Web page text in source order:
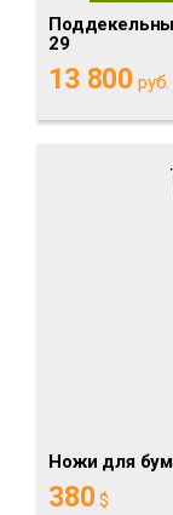
29
13 800 руб.
Ножи для
380 $